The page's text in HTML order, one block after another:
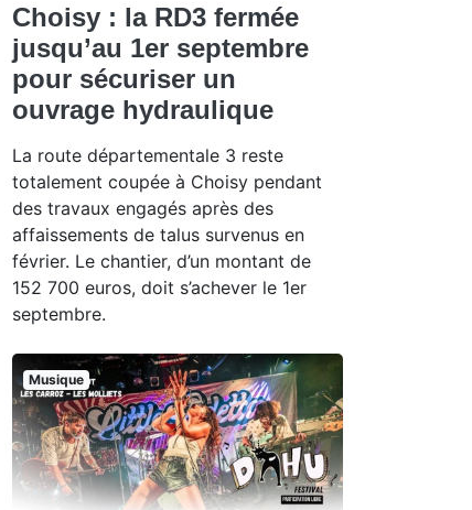
Choisy : la RD3 fermée
jusqu’au 1er septembre
pour sécuriser un
ouvrage hydraulique
La route départementale 3 reste
totalement coupée à Choisy pendant
des travaux engagés après des
affaissements de talus survenus en
février. Le chantier, d’un montant de
152 700 euros, doit s’achever le 1er
septembre.
Musique